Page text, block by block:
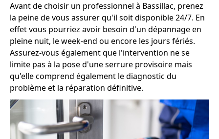
Avant de choisir un professionnel à Bassillac, prenez
la peine de vous assurer qu'il soit disponible 24/7. En
effet vous pourriez avoir besoin d'un dépannage en
pleine nuit, le week-end ou encore les jours fériés.
Assurez-vous également que l'intervention ne se
limite pas à la pose d'une serrure provisoire mais
qu'elle comprend également le diagnostic du
problème et la réparation définitive.